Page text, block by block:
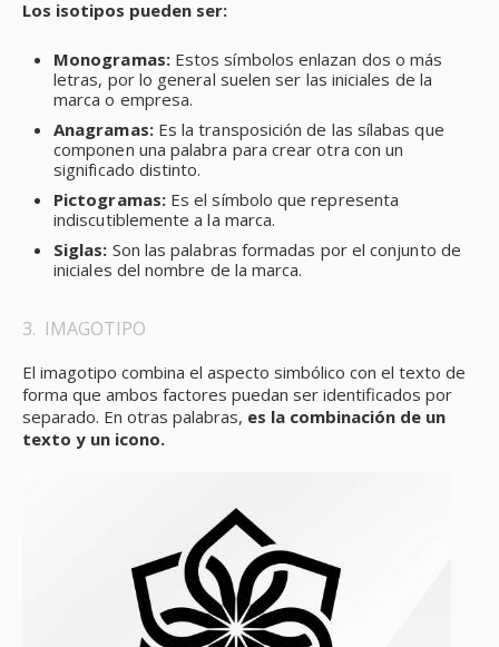
Los isotipos pueden ser:
Monogramas:Estos símbolos enlazan dos o más
letras, por lo general suelen ser las iniciales de la
marca o empresa.
Anagramas:Es la transposición de las sílabas que
componen una palabra para crear otra con un
significado distinto.
Pictogramas:Es el símbolo que representa
indiscutiblemente a la marca.
Siglas: Son las palabras formadas por el conjunto de
iniciales del nombre de la marca.
3. IMAGOTIPO
El imagotipo combina el aspecto simbólico con el texto de
forma que ambos factores puedan ser identificados por
separado. En otras palabras, es la combinación de un
texto y un icono.